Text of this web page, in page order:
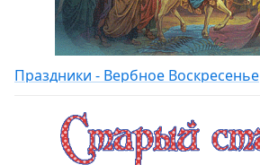
Праздники - Вербное Воскресенье